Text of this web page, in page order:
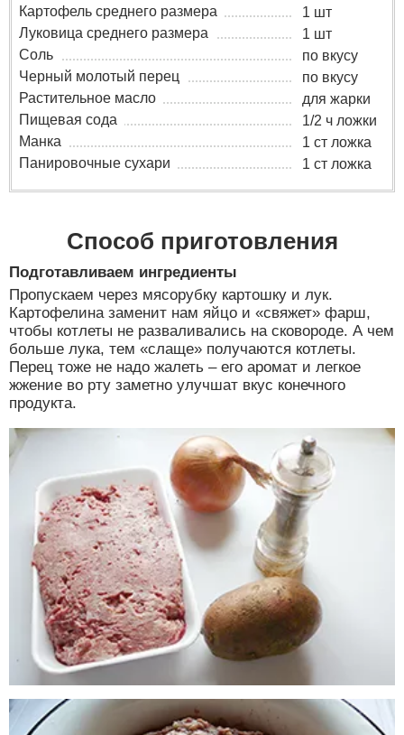
Картофель среднего размера
1 шт
Луковица среднего размера
1 шт
Соль
по вкусу
Черный молотый перец
по вкусу
Растительное масло
для жарки
Пищевая сода
1/2 ч ложки
Манка
1 ст ложка
Панировочные сухари
1 ст ложка
Способ приготовления
Подготавливаем ингредиенты
Пропускаем через мясорубку картошку и лук.
Картофелина заменит нам яйцо и «свяжет» фарш,
чтобы котлеты не разваливались на сковороде. А чем
больше лука, тем «слаще» получаются котлеты.
Перец тоже не надо жалеть – его аромат и легкое
жжение во рту заметно улучшат вкус конечного
продукта.